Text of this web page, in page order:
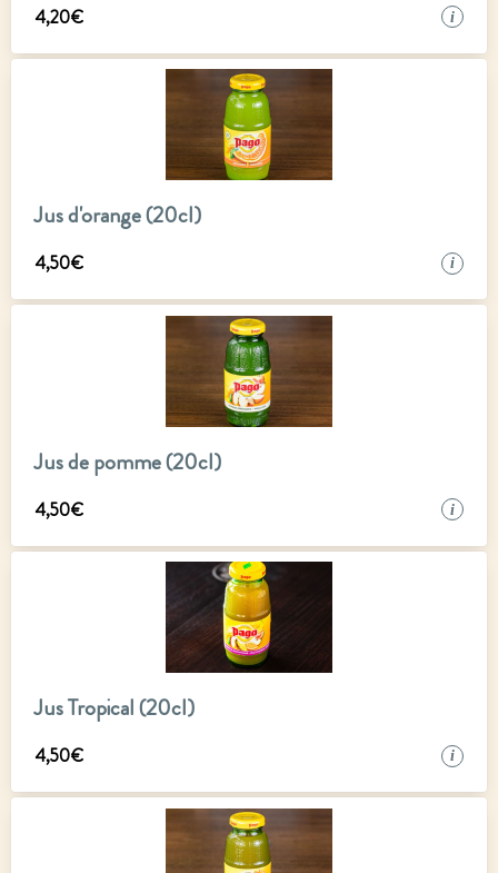
4,20€ i
Jus d'orange (20cl)
4,50€ i
Jus de pomme (20cl)
4,50€ i
Jus Tropical (20cl)
4,50€ i